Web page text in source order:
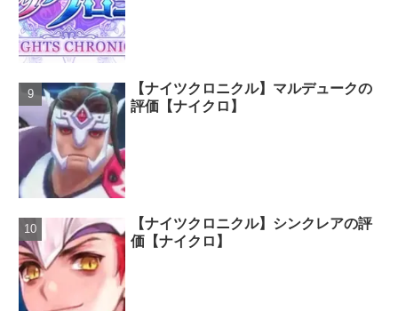
【ナイツクロニクル】マルデュークの
評価【ナイクロ】
【ナイツクロニクル】シンクレアの評
価【ナイクロ】